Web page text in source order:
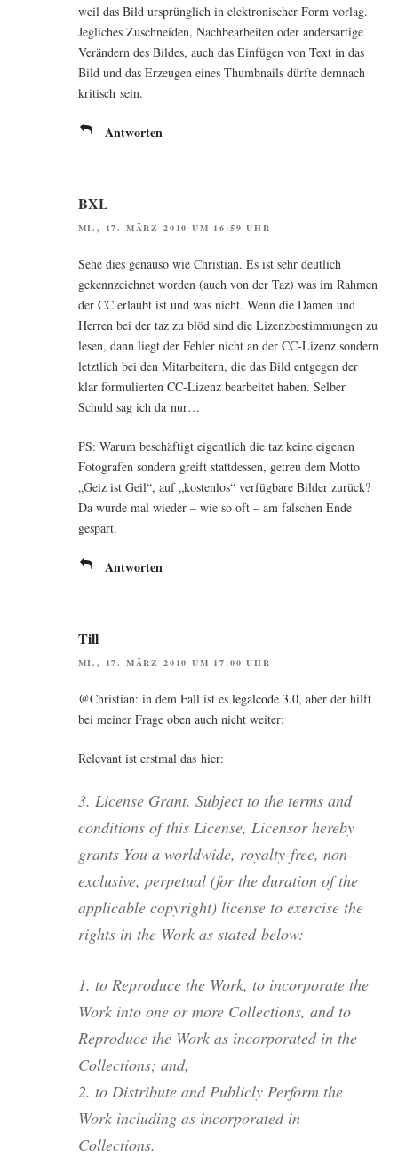
weil das Bild ursprüng­lich in elek­tro­ni­scher Form vor­lag.
Jeg­li­ches Zuschnei­den, Nach­be­ar­bei­ten oder anders­ar­ti­ge
Ver­än­dern des Bil­des, auch das Ein­fü­gen von Text in das
Bild und das Erzeu­gen eines Thumb­nails dürf­te dem­nach
kri­tisch sein.
Antworten
BXL
MI., 17. MÄRZ 2010 UM 16:59 UHR
Sehe dies genau­so wie Chris­ti­an. Es ist sehr deut­lich
gekenn­zeich­net wor­den (auch von der Taz) was im Rah­men
der CC erlaubt ist und was nicht. Wenn die Damen und
Her­ren bei der taz zu blöd sind die Lizenz­be­stim­mun­gen zu
lesen, dann liegt der Feh­ler nicht an der CC-Lizenz son­dern
letzt­lich bei den Mit­ar­bei­tern, die das Bild ent­ge­gen der
klar for­mu­lier­ten CC-Lizenz bear­bei­tet haben. Sel­ber
Schuld sag ich da nur…
PS: War­um beschäf­tigt eigent­lich die taz kei­ne eige­nen
Foto­gra­fen son­dern greift statt­des­sen, getreu dem Mot­to
„Geiz ist Geil“, auf „kos­ten­los“ ver­füg­ba­re Bil­der zurück?
Da wur­de mal wie­der – wie so oft – am fal­schen Ende
gespart.
Antworten
Till
MI., 17. MÄRZ 2010 UM 17:00 UHR
@Christian: in dem Fall ist es legal­code 3.0, aber der hilft
bei mei­ner Fra­ge oben auch nicht weiter:
Rele­vant ist erst­mal das hier:
3. Licen­se Grant. Sub­ject to the terms and
con­di­ti­ons of this Licen­se, Licen­sor her­eby
grants You a world­wi­de, royal­ty-free, non-
exclu­si­ve, per­pe­tu­al (for the dura­ti­on of the
appli­ca­ble copy­right) licen­se to exer­cise the
rights in the Work as sta­ted below:
1. to Repro­du­ce the Work, to incor­po­ra­te the
Work into one or more Coll­ec­tions, and to
Repro­du­ce the Work as incor­po­ra­ted in the
Coll­ec­tions; and,
2. to Dis­tri­bu­te and Publicly Per­form the
Work inclu­ding as incor­po­ra­ted in
Collections.